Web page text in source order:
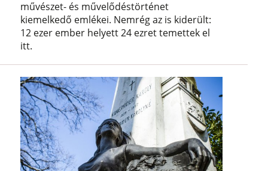
művészet- és művelődéstörténet
kiemelkedő emlékei. Nemrég az is kiderült:
12 ezer ember helyett 24 ezret temettek el
itt.